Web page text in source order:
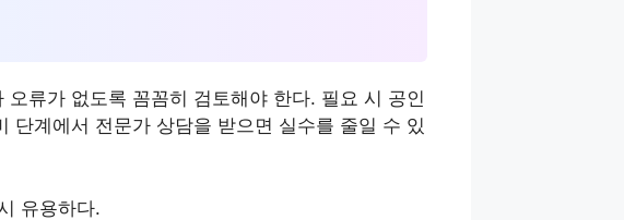
류가 없도록 꼼꼼히 검토해야 한다. 필요 시 공인
단계에서 전문가 상담을 받으면 실수를 줄일 수 있
유용하다.